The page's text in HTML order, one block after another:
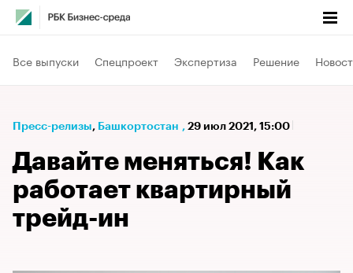
Все выпуски Спецпроект Экспертиза Решение
Пресс-релизы⁠, Башкортостан , 29 июл 2021, 15:00
Давайте меняться! Как
работает квартирный
трейд-ин